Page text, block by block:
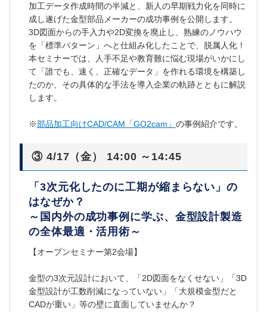
加工データ作成時間の半減と、新人の早期戦力化を同時に
成し遂げた金型部品メーカーの成功事例を公開します。
3D図面からの手入力や2D変換を廃止し、熟練のノウハウ
を「標準パターン」へと仕組み化したことで、脱属人化！
本セミナーでは、人手不足や教育難に悩む現場がいかにし
て「誰でも、速く、正確なデータ」を作れる環境を構築し
たのか、その具体的な手法を導入企業の軌跡とともに解説
します。
※部品加工向けCAD/CAM「GO2cam」 の事例紹介です。
③ 4/17（金） 14:00 ～14:45
「3次元化したのに工期が縮まらない」の
はなぜか？
～国内外の成功事例に学ぶ、金型設計製造
の全体最適・活用術～
【オープンセミナー第2会場】
金型の3次元設計において、「2D図面をなくせない」「3D
金型設計が工数削減になっていない」「大規模金型だと
CADが重い」等の壁に直面していませんか？